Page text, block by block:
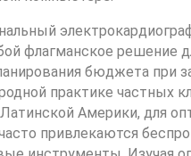
флагманское решение
бюджета при
практике частных
Америки, для
привлекаются